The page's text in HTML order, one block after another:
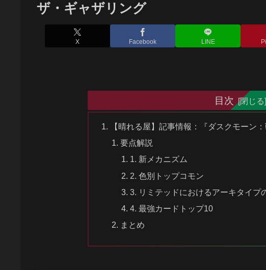
ザ・ギャザリング
X Facebook LINE
目次
【晴れる屋】記事情報：『ダスクモーン
要点解説
1. 新メカニズム
2. 色別トップコモン
3. リミテッドにおけるアーキタイプ
4. 最強カードトップ10
まとめ